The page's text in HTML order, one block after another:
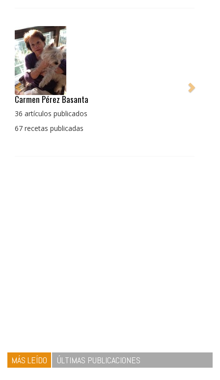
Pedro Manuel Collado Cruz
La cocina para mi es producto bien tratado sin
con un toque diferente
MÁS LEÍDO ÚLTIMAS PUBLICACIONES